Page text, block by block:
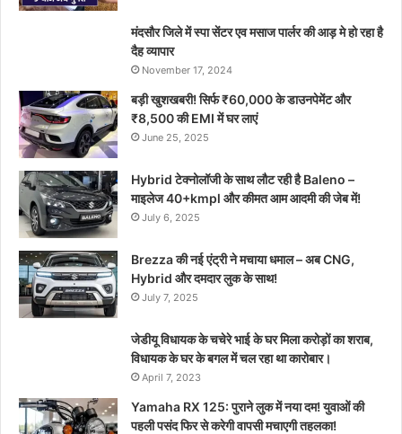
मंदसौर जिले में स्पा सेंटर एव मसाज पार्लर की आड़ मे हो रहा है
दैह व्यापार
November 17, 2024
बड़ी खुशखबरी! सिर्फ ₹60,000 के डाउनपेमेंट और
₹8,500 की EMI में घर लाएं
June 25, 2025
Hybrid टेक्नोलॉजी के साथ लौट रही है Baleno –
माइलेज 40+kmpl और कीमत आम आदमी की जेब में!
July 6, 2025
Brezza की नई एंट्री ने मचाया धमाल – अब CNG,
Hybrid और दमदार लुक के साथ!
July 7, 2025
जेडीयू विधायक के चचेरे भाई के घर मिला करोड़ों का शराब,
विधायक के घर के बगल में चल रहा था कारोबार।
April 7, 2023
Yamaha RX 125: पुराने लुक में नया दम! युवाओं की
पहली पसंद फिर से करेगी वापसी मचाएगी तहलका!